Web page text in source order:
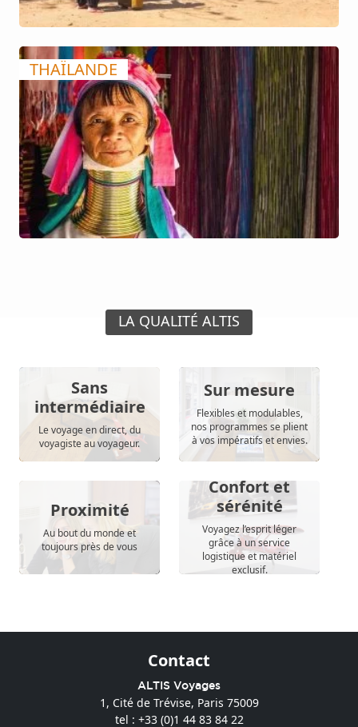
THAÏLANDE
LA QUALITÉ ALTIS
Sans
intermédiaire
Le voyage en direct, du
voyagiste au voyageur.
Sur mesure
Flexibles et modulables,
nos programmes se plient
à vos impératifs et envies.
Proximité
Au bout du monde et
toujours près de vous
Confort et
sérénité
Voyagez l’esprit léger
grâce à un service
logistique et matériel
exclusif.
Contact
ALTIS Voyages
1, Cité de Trévise, Paris 75009
tel : +33 (0)1 44 83 84 22